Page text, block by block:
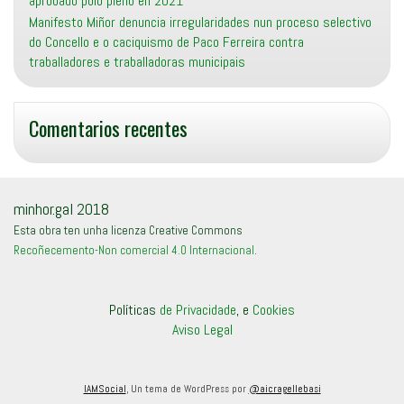
Manifesto Miñor denuncia irregularidades nun proceso selectivo
do Concello e o caciquismo de Paco Ferreira contra
traballadores e traballadoras municipais
Comentarios recentes
minhor.gal 2018
Esta obra ten unha licenza Creative Commons
Recoñecemento-Non comercial 4.0 Internacional.
Políticas de Privacidade, e Cookies
Aviso Legal
IAMSocial , Un tema de WordPress por @aicragellebasi